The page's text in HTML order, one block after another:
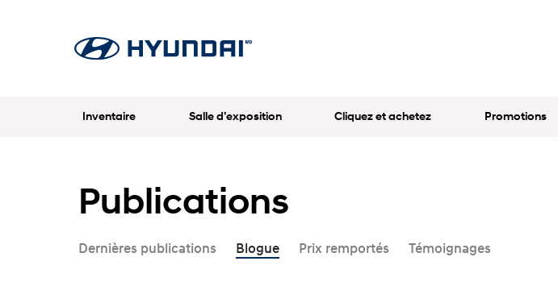
Inventaire Salle d’exposition Cliquez et achetez Promotions
Publications
Dernières publications Blogue Prix remportés Témoignages